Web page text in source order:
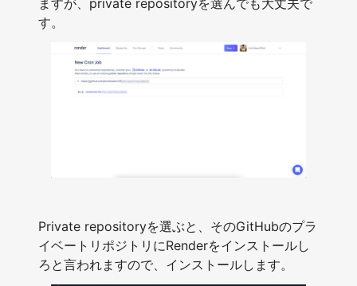
ますが、private repositoryを選んでも大丈夫で
す。
Private repositoryを選ぶと、そのGitHubのプラ
イベートリポジトリにRenderをインストールし
ろと言われますので、インストールします。